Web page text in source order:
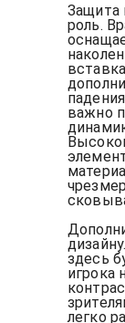
Защита
роль.
важно
здесь
игрока
легко